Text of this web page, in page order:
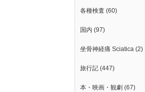
各種検査 (60)
国内 (97)
坐骨神経痛 Sciatica (2)
旅行記 (447)
本・映画・観劇 (67)